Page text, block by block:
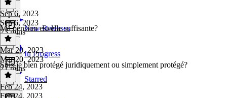
New Releases
In Progress
Starred
Sep 6, 2023
Sep 6, 2023
23 mins
Ma pension est-elle suffisante?
Mar 20, 2023
Mar 20, 2023
21 mins
Suis-je bien protégé juridiquement ou simplement protégé?
Feb 24, 2023
Feb 24, 2023